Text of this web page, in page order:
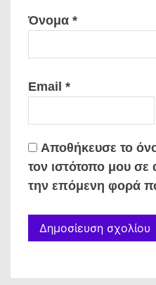
Όνομα *
Email *
Αποθήκευσε το
τον ιστότοπο μου σε
την επόμενη φορά